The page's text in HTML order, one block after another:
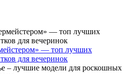
— топ лучших
для вечеринок